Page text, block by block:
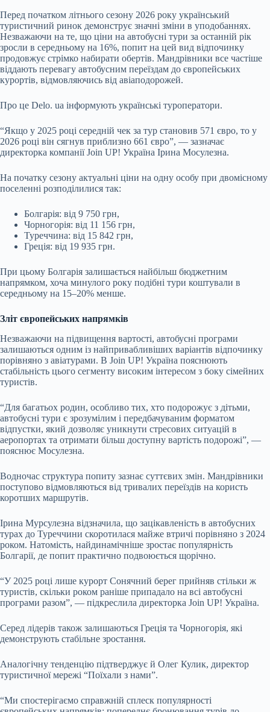
Перед початком літнього сезону 2026 року український
туристичний ринок демонструє значні зміни в уподобаннях.
Незважаючи на те, що ціни на автобусні тури за останній рік
зросли в середньому на 16%, попит на цей вид відпочинку
продовжує стрімко набирати обертів. Мандрівники все частіше
віддають перевагу автобусним переїздам до європейських
курортів, відмовляючись від авіаподорожей.
Про це Delo. ua інформують українські туроператори.
“Якщо у 2025 році середній чек за тур становив 571 євро, то у
2026 році він сягнув приблизно 661 євро”, — зазначає
директорка компанії Join UP! Україна Ірина Мосулезна.
На початку сезону актуальні ціни на одну особу при двомісному
поселенні розподілилися так:
Болгарія: від 9 750 грн,
Чорногорія: від 11 156 грн,
Туреччина: від 15 842 грн,
Греція: від 19 935 грн.
При цьому Болгарія залишається найбільш бюджетним
напрямком, хоча минулого року подібні тури коштували в
середньому на 15–20% менше.
Зліт європейських напрямків
Незважаючи на підвищення вартості, автобусні програми
залишаються одним із найпривабливіших варіантів відпочинку
порівняно з авіатурами. В Join UP! Україна пояснюють
стабільність цього сегменту високим інтересом з боку сімейних
туристів.
“Для багатьох родин, особливо тих, хто подорожує з дітьми,
автобусні тури є зрозумілим і передбачуваним форматом
відпустки, який дозволяє уникнути стресових ситуацій в
аеропортах та отримати більш доступну вартість подорожі”, —
пояснює Мосулезна.
Водночас структура попиту зазнає суттєвих змін. Мандрівники
поступово відмовляються від тривалих переїздів на користь
коротших маршрутів.
Ірина Мурсулезна відзначила, що зацікавленість в автобусних
турах до Туреччини скоротилася майже втричі порівняно з 2024
роком. Натомість, найдинамічніше зростає популярність
Болгарії, де попит практично подвоюється щорічно.
“У 2025 році лише курорт Сонячний берег прийняв стільки ж
туристів, скільки роком раніше припадало на всі автобусні
програми разом”, — підкреслила директорка Join UP! Україна.
Серед лідерів також залишаються Греція та Чорногорія, які
демонструють стабільне зростання.
Аналогічну тенденцію підтверджує й Олег Кулик, директор
туристичної мережі “Поїхали з нами”.
“Ми спостерігаємо справжній сплеск популярності